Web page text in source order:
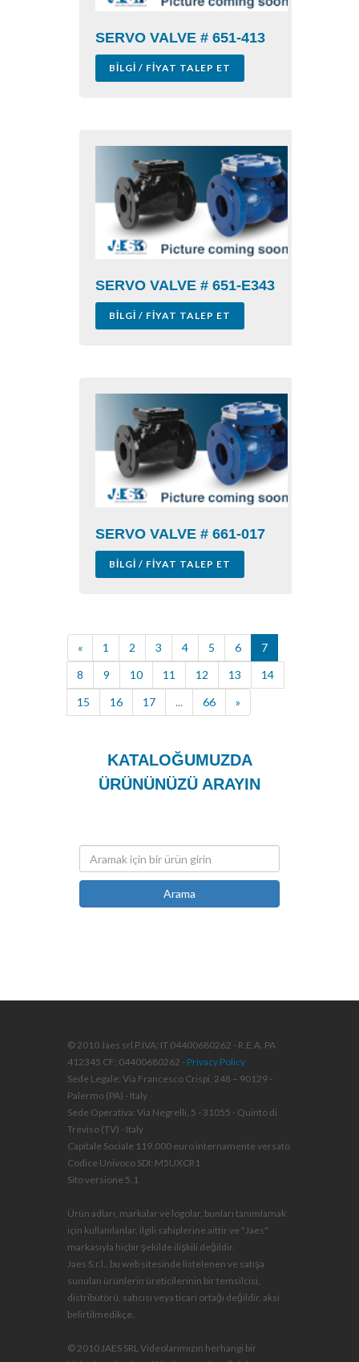
SERVO VALVE # 651-413
BILGI / FIYAT TALEP ET
SERVO VALVE # 651-E343
BILGI / FIYAT TALEP ET
SERVO VALVE # 661-017
BILGI / FIYAT TALEP ET
« 1 2 3 4 5 6
7
8
9 10 11 12 13
14
15
16 17 ... 66 »
KATALOĞUMUZDA
ÜRÜNÜNÜZÜ ARAYIN
Arama
© 2010 Jaes srl P.IVA: IT 04400680262 - R.E.A. PA
412345 CF: 04400680262 - Privacy Policy
Sede Legale: Via Francesco Crispi, 248 – 90129 -
Palermo (PA) - Italy
Sede Operativa: Via Negrelli, 5 - 31055 - Quinto di
Treviso (TV) - Italy
Capitale Sociale 119.000 euro internamente versato
Codice Univoco SDI: M5UXCR1
Sito versione 5.1
Ürün adları, markalar ve logolar, bunları tanımlamak
için kullanılanlar, ilgili sahiplerine aittir ve "Jaes"
markasıyla hiçbir şekilde ilişkili değildir.
Jaes S.r.l., bu web sitesinde listelenen ve satışa
sunulan ürünlerin üreticilerinin bir temsilcisi,
distribütörü, satıcısı veya ticari ortağı değildir, aksi
belirtilmedikçe.
© 2010 JAES SRL Videolarımızın herhangi bir